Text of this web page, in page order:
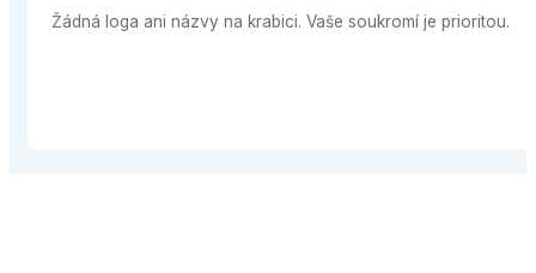
na krabici. Vaše soukromí je prioritou.